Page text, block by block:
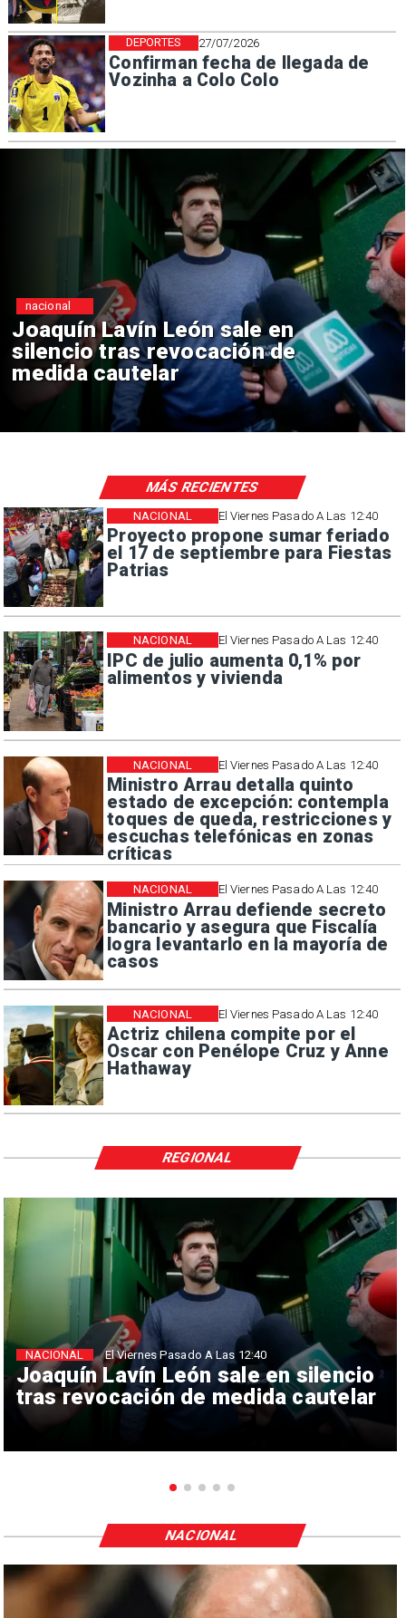
27/07/2026
Confirman fecha de llegada de
Vozinha a Colo Colo
DEPORTES
en
de
Chile y Venezuela
reinicio de
consulares
nacional
El Viernes Pasado A Las 12:40
Proyecto propone sumar feriado
el 17 de septiembre para Fiestas
Patrias
NACIONAL
El Viernes Pasado A Las 12:40
IPC de julio aumenta 0,1% por
alimentos y vivienda
NACIONAL
El Viernes Pasado A Las 12:40
Ministro Arrau detalla quinto
estado de excepción: contempla
toques de queda, restricciones y
escuchas telefónicas en zonas
críticas
NACIONAL
El Viernes Pasado A Las 12:40
Ministro Arrau defiende secreto
bancario y asegura que Fiscalía
logra levantarlo en la mayoría de
casos
NACIONAL
El Viernes Pasado A Las 12:40
Actriz chilena compite por el
Oscar con Penélope Cruz y Anne
Hathaway
NACIONAL
MÁS RECIENTES
Joaquín Lavín León sale en silencio
tras revocación de medida cautelar
NACIONAL El Viernes Pasado A Las 12:40
REGIONAL
NACIONAL